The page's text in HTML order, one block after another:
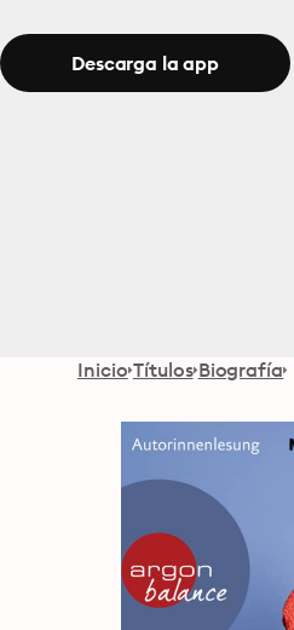
Descarga la app
Inicio Títulos Biografía